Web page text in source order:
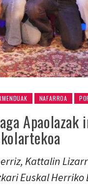
NAFARROA
Apaolazak
Kattalin
Euskal Herriko